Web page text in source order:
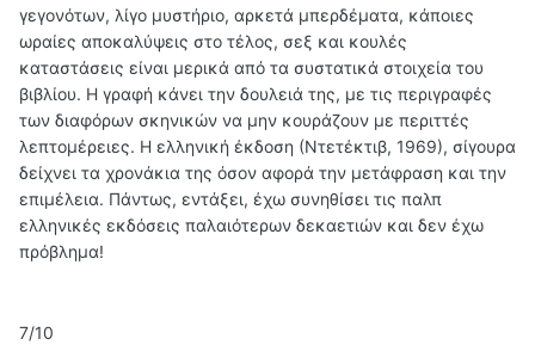
γεγονότων, λίγο μυστήριο, αρκετά μπερδέματα, κάποιες
ωραίες αποκαλύψεις στο τέλος, σεξ και κουλές
καταστάσεις είναι μερικά από τα συστατικά στοιχεία του
βιβλίου. Η γραφή κάνει την δουλειά της, με τις περιγραφές
των διαφόρων σκηνικών να μην κουράζουν με περιττές
λεπτομέρειες. Η ελληνική έκδοση (Ντετέκτιβ, 1969), σίγουρα
δείχνει τα χρονάκια της όσον αφορά την μετάφραση και την
επιμέλεια. Πάντως, εντάξει, έχω συνηθίσει τις παλπ
ελληνικές εκδόσεις παλαιότερων δεκαετιών και δεν έχω
πρόβλημα!
7/10